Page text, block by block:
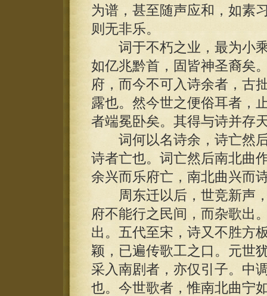
为谱，甚至随声应和，如素
则无非乐。
词于不朽之业，最为小乘
如亿兆黔首，固皆神圣裔矣
府，而今不可入诗余者，古
露也。然今世之便俗耳者，
者端冕卧矣。其得与诗并存
词何以名诗余，诗亡然后
诗者亡也。词亡然后南北曲
余兴而乐府亡，南北曲兴而
周东迁以后，世竞新声，
府不能行之民间，而杂歌出
出。五代至宋，诗又不胜方
颖，已遍传歌工之口。元世
采入南剧者，亦仅引子。中
也。今世歌者，惟南北曲宁